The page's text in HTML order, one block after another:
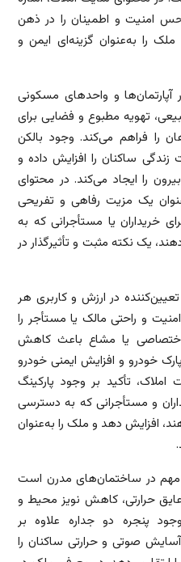
امنیت و اطمینان را در ذهن
را به‌عنوان گزینه‌ای ایمن و
آپارتمان‌ها و واحدهای مسکونی
تهویه مطبوع و فضایی برای
را فراهم می‌کند. وجود بالکن
ساکنان را افزایش داده و
را ایجاد می‌کند. در محتوای
یک مزیت رفاهی و تفریحی
خریداران یا مستأجرانی که به
یک نکته مثبت و تأثیرگذار در
در ارزش و کاربری هر
و راحتی مالک یا مستأجر را
یا مشاع باعث کاهش
خودرو و افزایش ایمنی خودرو
تأکید بر وجود پارکینگ
و مستأجرانی که به دسترسی
افزایش دهد و ملک را به‌عنوان
مهم در ساختمان‌های مدرن است
حرارتی، کاهش نویز محیط و
پنجره دو جداره علاوه بر
صوتی و حرارتی ساکنان را